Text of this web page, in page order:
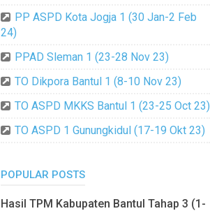
PP ASPD Kota Jogja 1 (30 Jan-2 Feb
24)
PPAD Sleman 1 (23-28 Nov 23)
TO Dikpora Bantul 1 (8-10 Nov 23)
TO ASPD MKKS Bantul 1 (23-25 Oct 23)
TO ASPD 1 Gunungkidul (17-19 Okt 23)
POPULAR POSTS
Hasil TPM Kabupaten Bantul Tahap 3 (1-